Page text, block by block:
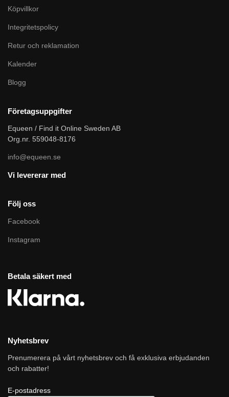
Köpvillkor
Integritetspolicy
Retur och reklamation
Kalender
Blogg
Företagsuppgifter
Equeen / Find it Online Sweden AB
Org.nr. 559048-8176
info@equeen.se
Vi levererar med
Följ oss
Facebook
Instagram
Betala säkert med
Nyhetsbrev
Prenumerera på vårt nyhetsbrev och få exklusiva erbjudanden
och rabatter!
E-postadress